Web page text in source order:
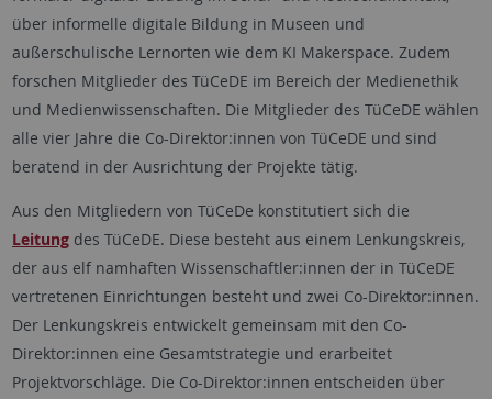
über informelle digitale Bildung in Museen und
außerschulische Lernorten wie dem KI Makerspace. Zudem
forschen Mitglieder des TüCeDE im Bereich der Medienethik
und Medienwissenschaften. Die Mitglieder des TüCeDE wählen
alle vier Jahre die Co-Direktor:innen von TüCeDE und sind
beratend in der Ausrichtung der Projekte tätig.
Aus den Mitgliedern von TüCeDe konstitutiert sich die
Leitungdes TüCeDE. Diese besteht aus einem Lenkungskreis,
der aus elf namhaften Wissenschaftler:innen der in TüCeDE
vertretenen Einrichtungen besteht und zwei Co-Direktor:innen.
Der Lenkungskreis entwickelt gemeinsam mit den Co-
Direktor:innen eine Gesamtstrategie und erarbeitet
Projektvorschläge. Die Co-Direktor:innen entscheiden über